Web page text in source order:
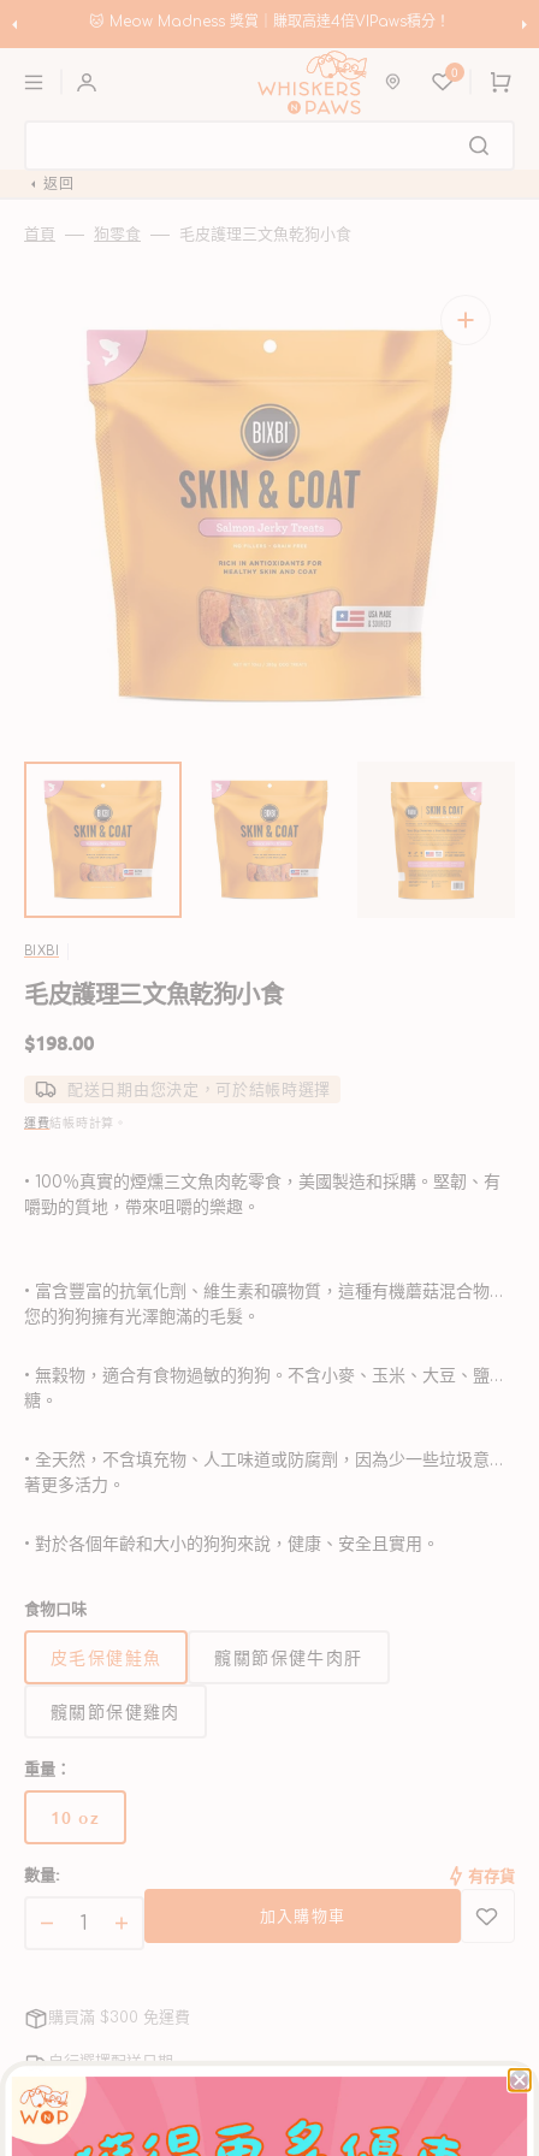
至
容
🐱 Meow Madness 獎賞｜賺取高達4倍VIPaws積分！
0
購
物
返回
首頁 狗零食 毛皮護理三文魚乾狗小食
開
啟
圖
庫
視
中
媒
體
檔
案
BIXBI
毛皮護理三文魚乾狗小食
定
$198.00
配送日期由您決定，可於結帳時選擇
運費結帳時計算。
• 100％真實的煙燻三文魚肉乾零食，美國製造和採購。堅韌、有
嚼勁的質地，帶來咀嚼的樂趣。
• 富含豐富的抗氧化劑、維生素和礦物質，這種有機蘑菇混合物讓
您的狗狗擁有光澤飽滿的毛髮。
• 無穀物，適合有食物過敏的狗狗。不含小麥、玉米、大豆、鹽或
糖。
• 全天然，不含填充物、人工味道或防腐劑，因為少一些垃圾意味
著更多活力。
• 對於各個年齡和大小的狗狗來說，健康、安全且實用。
食物口味
皮毛保健鮭魚 髖關節保健牛肉肝
髖關節保健雞肉
重量：
10 oz
版
完
法
使
用
數量:
理
三
文
魚
三
魚
有存貨
加入購物車
購買滿 $300 免運費
自行選擇配送日期
毛孩家長精心挑選的商品